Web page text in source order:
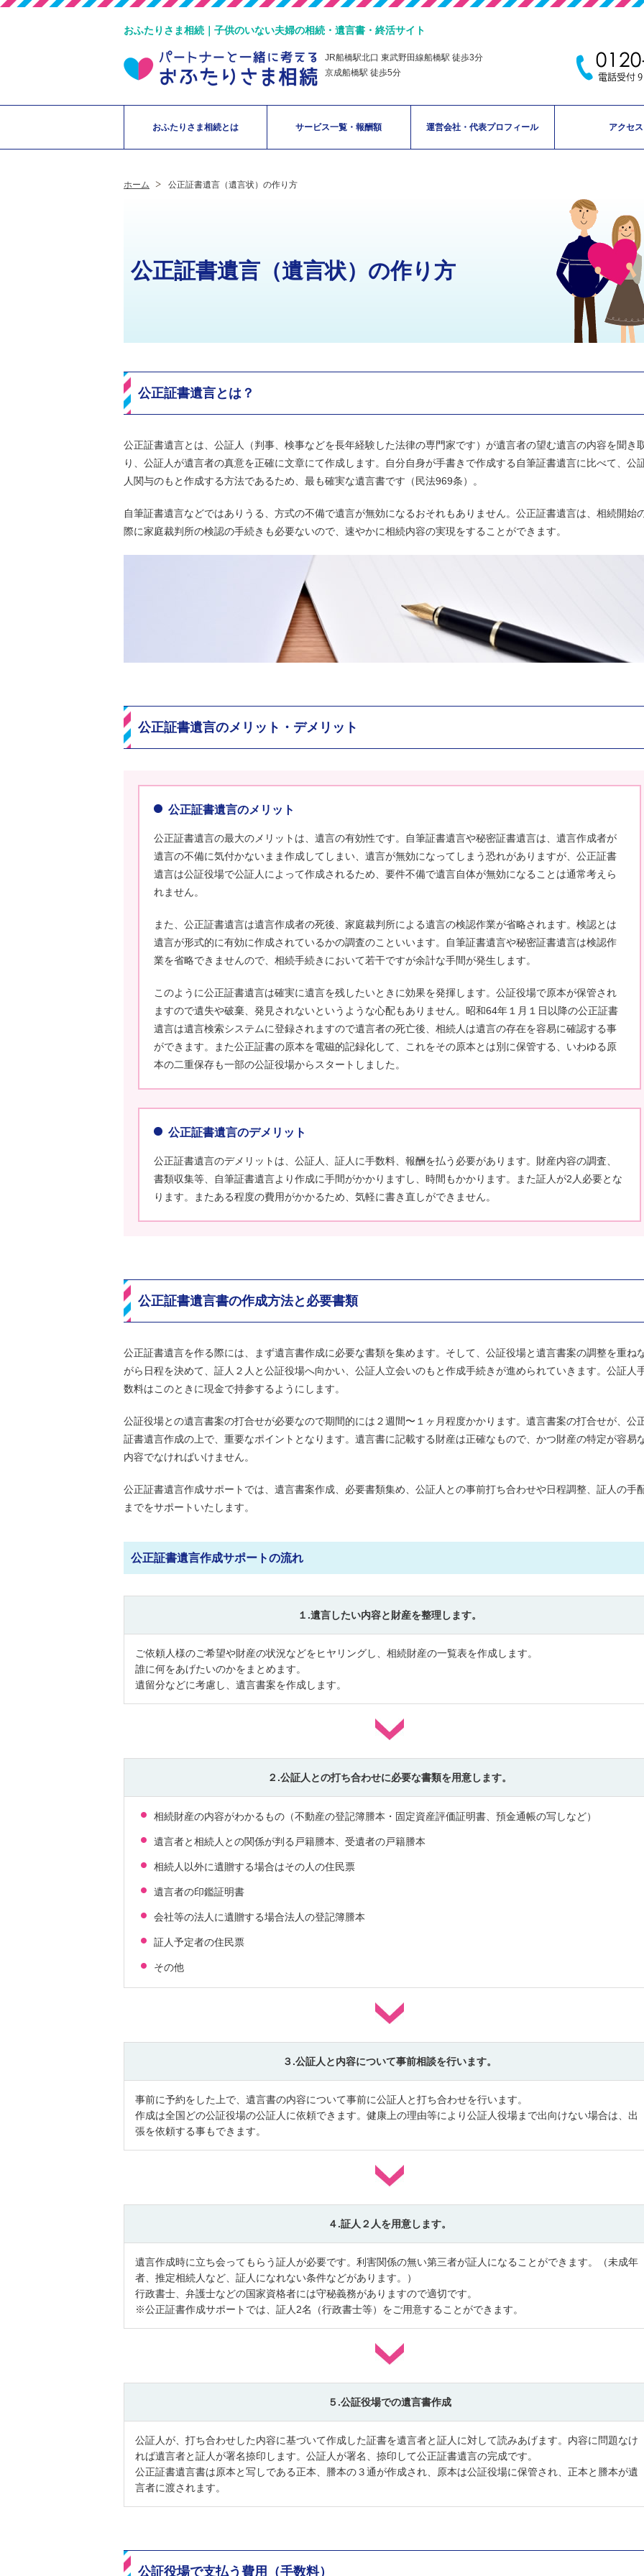
おふたりさま相続｜子供のいない夫婦の相続・遺言書・終活サイト
JR船橋駅北口 東武野田線船橋駅 徒歩3分
京成船橋駅 徒歩5分
おふたりさま相続とは サービス一覧・報酬額 運営会社・代表プロフィール アクセス
ホーム 公正証書遺言（遺言状）の作り方
公正証書遺言（遺言状）の作り方
公正証書遺言とは？
公正証書遺言とは、公証人（判事、検事などを長年経験した法律の専門家です）が遺言者の望む遺言の内容を聞き
り、公証人が遺言者の真意を正確に文章にて作成します。自分自身が手書きで作成する自筆証書遺言に比べて、公
人関与のもと作成する方法であるため、最も確実な遺言書です（民法969条）。
自筆証書遺言などではありうる、方式の不備で遺言が無効になるおそれもありません。公正証書遺言は、相続開始
際に家庭裁判所の検認の手続きも必要ないので、速やかに相続内容の実現をすることができます。
公正証書遺言のメリット・デメリット
公正証書遺言のメリット
公正証書遺言の最大のメリットは、遺言の有効性です。自筆証書遺言や秘密証書遺言は、遺言作成者が
遺言の不備に気付かないまま作成してしまい、遺言が無効になってしまう恐れがありますが、公正証書
遺言は公証役場で公証人によって作成されるため、要件不備で遺言自体が無効になることは通常考えら
れません。
また、公正証書遺言は遺言作成者の死後、家庭裁判所による遺言の検認作業が省略されます。検認とは
遺言が形式的に有効に作成されているかの調査のこといいます。自筆証書遺言や秘密証書遺言は検認作
業を省略できませんので、相続手続きにおいて若干ですが余計な手間が発生します。
このように公正証書遺言は確実に遺言を残したいときに効果を発揮します。公証役場で原本が保管され
ますので遺失や破棄、発見されないというような心配もありません。昭和64年１月１日以降の公正証書
遺言は遺言検索システムに登録されますので遺言者の死亡後、相続人は遺言の存在を容易に確認する事
ができます。また公正証書の原本を電磁的記録化して、これをその原本とは別に保管する、いわゆる原
本の二重保存も一部の公証役場からスタートしました。
公正証書遺言のデメリット
公正証書遺言のデメリットは、公証人、証人に手数料、報酬を払う必要があります。財産内容の調査、
書類収集等、自筆証書遺言より作成に手間がかかりますし、時間もかかります。また証人が2人必要とな
ります。またある程度の費用がかかるため、気軽に書き直しができません。
公正証書遺言書の作成方法と必要書類
公正証書遺言を作る際には、まず遺言書作成に必要な書類を集めます。そして、公証役場と遺言書案の調整を重ね
がら日程を決めて、証人２人と公証役場へ向かい、公証人立会いのもと作成手続きが進められていきます。公証人
数料はこのときに現金で持参するようにします。
公証役場との遺言書案の打合せが必要なので期間的には２週間〜１ヶ月程度かかります。遺言書案の打合せが、公
証書遺言作成の上で、重要なポイントとなります。遺言書に記載する財産は正確なもので、かつ財産の特定が容易
内容でなければいけません。
公正証書遺言作成サポートでは、遺言書案作成、必要書類集め、公証人との事前打ち合わせや日程調整、証人の手
までをサポートいたします。
公正証書遺言作成サポートの流れ
１.遺言したい内容と財産を整理します。
ご依頼人様のご希望や財産の状況などをヒヤリングし、相続財産の一覧表を作成します。
誰に何をあげたいのかをまとめます。
遺留分などに考慮し、遺言書案を作成します。
２.公証人との打ち合わせに必要な書類を用意します。
相続財産の内容がわかるもの（不動産の登記簿謄本・固定資産評価証明書、預金通帳の写しなど）
遺言者と相続人との関係が判る戸籍謄本、受遺者の戸籍謄本
相続人以外に遺贈する場合はその人の住民票
遺言者の印鑑証明書
会社等の法人に遺贈する場合法人の登記簿謄本
証人予定者の住民票
その他
３.公証人と内容について事前相談を行います。
事前に予約をした上で、遺言書の内容について事前に公証人と打ち合わせを行います。
作成は全国どの公証役場の公証人に依頼できます。健康上の理由等により公証人役場まで出向けない場合は、出
張を依頼する事もできます。
４.証人２人を用意します。
遺言作成時に立ち会ってもらう証人が必要です。利害関係の無い第三者が証人になることができます。（未成年
者、推定相続人など、証人になれない条件などがあります。）
行政書士、弁護士などの国家資格者には守秘義務がありますので適切です。
※公正証書作成サポートでは、証人2名（行政書士等）をご用意することができます。
５.公証役場での遺言書作成
公証人が、打ち合わせした内容に基づいて作成した証書を遺言者と証人に対して読みあげます。内容に問題なけ
れば遺言者と証人が署名捺印します。公証人が署名、捺印して公正証書遺言の完成です。
公正証書遺言書は原本と写しである正本、謄本の３通が作成され、原本は公証役場に保管され、正本と謄本が遺
言者に渡されます。
公証役場で支払う費用（手数料）